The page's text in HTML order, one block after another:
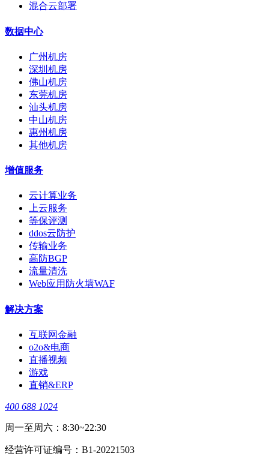
混合云部署
数据中心
广州机房
深圳机房
佛山机房
东莞机房
汕头机房
中山机房
惠州机房
其他机房
增值服务
云计算业务
上云服务
等保评测
ddos云防护
传输业务
高防BGP
流量清洗
Web应用防火墙WAF
解决方案
互联网金融
o2o&电商
直播视频
游戏
直销&ERP
400 688 1024
周一至周六：8:30~22:30
经营许可证编号：B1-20221503